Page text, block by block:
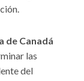
de Canadá
las
del